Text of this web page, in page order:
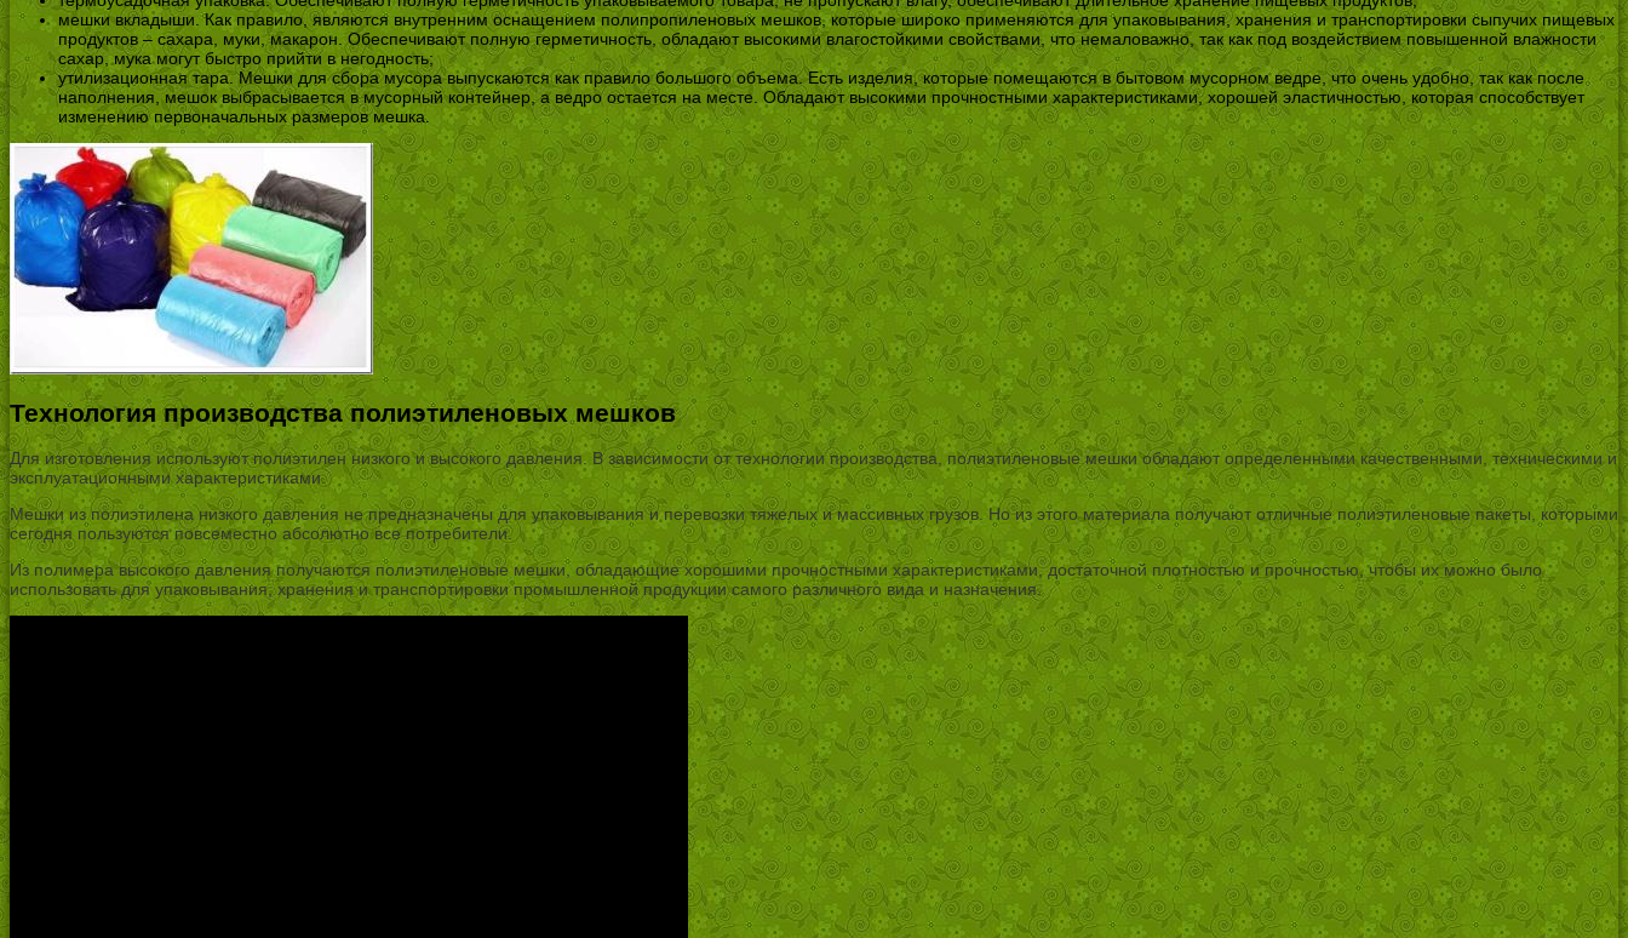
мешки вкладыши. Как правило, являются внутренним оснащением полипропиленовых мешков, которые широко применяются для упаковывания, хранения и транспортировки сыпучих пищевых
продуктов – сахара, муки, макарон. Обеспечивают полную герметичность, обладают высокими влагостойкими свойствами, что немаловажно, так как под воздействием повышенной влажности
сахар, мука могут быстро прийти в негодность;
утилизационная тара. Мешки для сбора мусора выпускаются как правило большого объема. Есть изделия, которые помещаются в бытовом мусорном ведре, что очень удобно, так как после
наполнения, мешок выбрасывается в мусорный контейнер, а ведро остается на месте. Обладают высокими прочностными характеристиками, хорошей эластичностью, которая способствует
изменению первоначальных размеров мешка.
Технология производства полиэтиленовых мешков
Для изготовления используют полиэтилен низкого и высокого давления. В зависимости от технологии производства, полиэтиленовые мешки обладают определенными качественными, техническими и
эксплуатационными характеристиками.
Мешки из полиэтилена низкого давления не предназначены для упаковывания и перевозки тяжелых и массивных грузов. Но из этого материала получают отличные полиэтиленовые пакеты, которыми
сегодня пользуются повсеместно абсолютно все потребители.
Из полимера высокого давления получаются полиэтиленовые мешки, обладающие хорошими прочностными характеристиками, достаточной плотностью и прочностью, чтобы их можно было
использовать для упаковывания, хранения и транспортировки промышленной продукции самого различного вида и назначения.